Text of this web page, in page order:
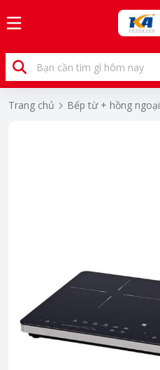
Trang chủ Bếp từ + hồng ngoại